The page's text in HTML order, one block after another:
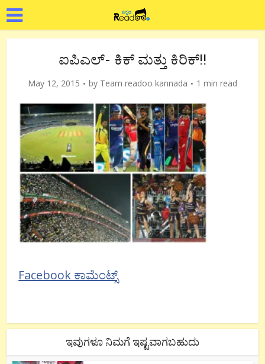
ಐಪಿಎಲ್- ಕಿಕ್ ಮತ್ತು ಕಿರಿಕ್!!
May 12, 2015 by Team readoo kannada 1 min read
Facebook ಕಾಮೆಂಟ್ಸ್
ಇವುಗಳೂ ನಿಮಗೆ ಇಷ್ಟವಾಗಬಹುದು